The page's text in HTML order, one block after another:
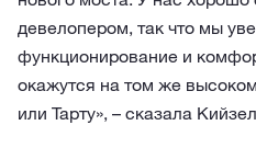
девелопером, так что мы
функционирование и
окажутся на том же
или Тарту», – сказала